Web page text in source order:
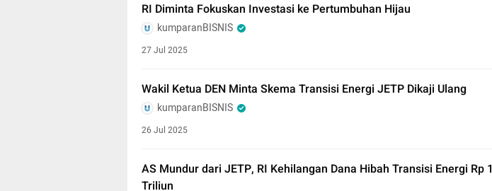
RI Diminta Fokuskan Investasi ke Pertumbuhan Hijau
kumparanBISNIS
27 Jul 2025
Wakil Ketua DEN Minta Skema Transisi Energi JETP Dikaji Ulang
kumparanBISNIS
26 Jul 2025
AS Mundur dari JETP, RI Kehilangan Dana Hibah Transisi Energi Rp 1
Triliun